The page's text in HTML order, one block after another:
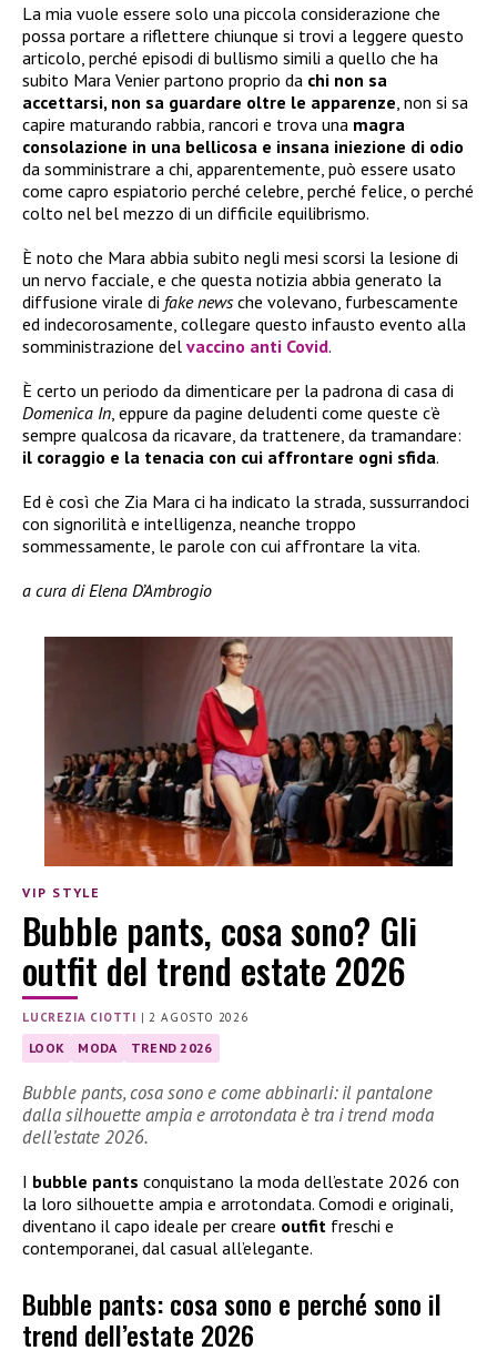
La mia vuole essere solo una piccola considerazione che
possa portare a riflettere chiunque si trovi a leggere questo
articolo, perché episodi di bullismo simili a quello che ha
subito Mara Venier partono proprio da chi non sa
accettarsi, non sa guardare oltre le apparenze , non si sa
capire maturando rabbia, rancori e trova una magra
consolazione in una bellicosa e insana iniezione di odio
da somministrare a chi, apparentemente, può essere usato
come capro espiatorio perché celebre, perché felice, o perché
colto nel bel mezzo di un difficile equilibrismo.
È noto che Mara abbia subito negli mesi scorsi la lesione di
un nervo facciale, e che questa notizia abbia generato la
diffusione virale di fake newsche volevano, furbescamente
ed indecorosamente, collegare questo infausto evento alla
somministrazione del vaccino anti Covid.
È certo un periodo da dimenticare per la padrona di casa di
Domenica In , eppure da pagine deludenti come queste c’è
sempre qualcosa da ricavare, da trattenere, da tramandare:
il coraggio e la tenacia con cui affrontare ogni sfida.
Ed è così che Zia Mara ci ha indicato la strada, sussurrandoci
con signorilità e intelligenza, neanche troppo
sommessamente, le parole con cui affrontare la vita.
a cura di Elena D’Ambrogio
VIP STYLE
Bubble pants, cosa sono? Gli
outfit del trend estate 2026
LUCREZIA CIOTTI |2 AGOSTO 2026
LOOK MODA TREND 2026
Bubble pants, cosa sono e come abbinarli: il pantalone
dalla silhouette ampia e arrotondata è tra i trend moda
dell’estate 2026.
I bubble pants conquistano la moda dell’estate 2026 con
la loro silhouette ampia e arrotondata. Comodi e originali,
diventano il capo ideale per creare outfit freschi e
contemporanei, dal casual all’elegante.
Bubble pants: cosa sono e perché sono il
trend dell’estate 2026